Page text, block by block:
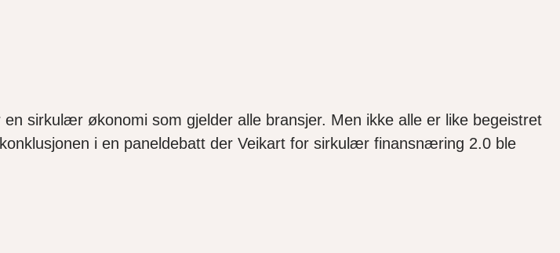
sirkulær økonomi som gjelder alle bransjer. Men ikke alle er like begeistret
i en paneldebatt der Veikart for sirkulær finansnæring 2.0 ble